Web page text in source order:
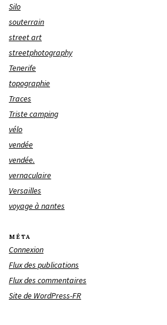
Silo
souterrain
street art
streetphotography
Tenerife
topographie
Traces
Triste camping
vélo
vendée
vendée.
vernaculaire
Versailles
voyage à nantes
MÉTA
Connexion
Flux des publications
Flux des commentaires
Site de WordPress-FR